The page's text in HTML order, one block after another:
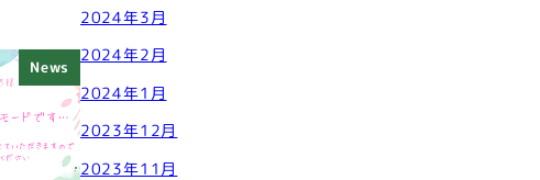
News
2024年3月
2024年2月
2024年1月
2023年12月
2023年11月